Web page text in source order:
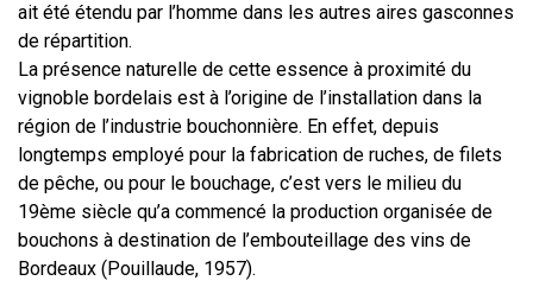
ait été étendu par l’homme dans les autres aires gasconnes
de répartition.
La présence naturelle de cette essence à proximité du
vignoble bordelais est à l’origine de l’installation dans la
région de l’industrie bouchonnière. En effet, depuis
longtemps employé pour la fabrication de ruches, de filets
de pêche, ou pour le bouchage, c’est vers le milieu du
19ème siècle qu’a commencé la production organisée de
bouchons à destination de l’embouteillage des vins de
Bordeaux (Pouillaude, 1957).